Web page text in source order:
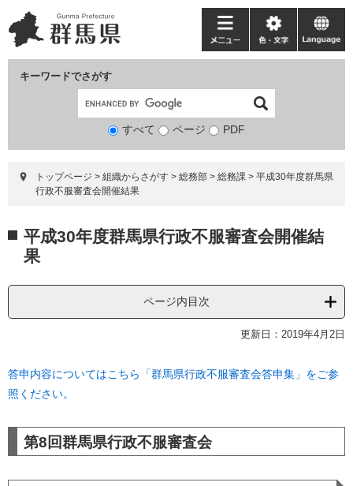
ー
ジ
ニ
ュ
て
キーワードでさがす
検
象
すべて ページ PDF
メ
ニ
ー
色・
文
language
トップページ > 組織からさがす > 総務部 > 総務課 > 平成30年度群馬県
行政不服審査会開催結果
文 平成30年度群馬県行政不服審査会開催結
果
ページ内目次
更新日：2019年4月2日
答申内容についてはこちら「群馬県行政不服審査会答申集」をご参
照ください。
第8回群馬県行政不服審査会